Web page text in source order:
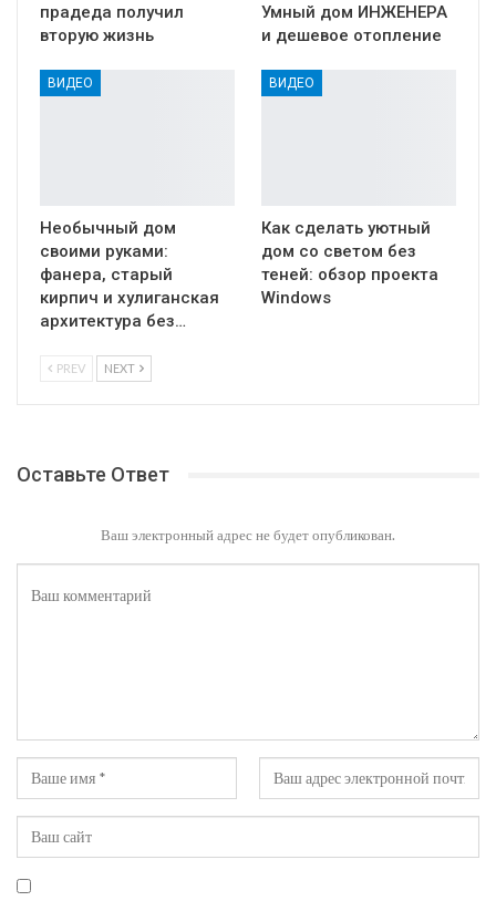
прадеда получил
вторую жизнь
Умный дом ИНЖЕНЕРА
и дешевое отопление
ВИДЕО
Необычный дом
своими руками:
фанера, старый
кирпич и хулиганская
архитектура без…
ВИДЕО
Как сделать уютный
дом со светом без
теней: обзор проекта
Windows
PREV NEXT
Оставьте Ответ
Ваш электронный адрес не будет опубликован.